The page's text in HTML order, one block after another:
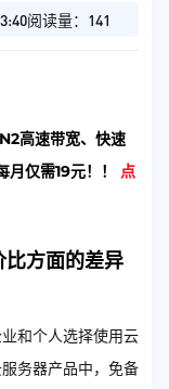
阅读量：141
高速带宽、快速
仅需19元！！ 点
方面的差异
和个人选择使用云
务器产品中，免备